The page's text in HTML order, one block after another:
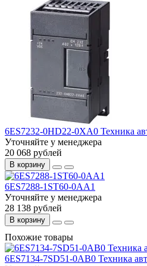
6ES7232-0HD22-0XA0 Техника
Уточняйте у менеджера
20 068 рублей
В корзину
6ES7288-1ST60-0AA1
Уточняйте у менеджера
28 138 рублей
В корзину
Похожие товары
6ES7134-7SD51-0AB0 Техника